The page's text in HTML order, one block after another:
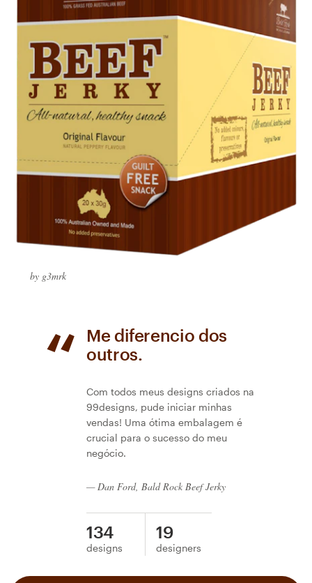
by g3mrk
Me diferencio dos
outros.
Com todos meus designs criados na
99designs, pude iniciar minhas
vendas! Uma ótima embalagem é
crucial para o sucesso do meu
negócio.
— Dan Ford, Bald Rock Beef Jerky
134
designs
19
designers